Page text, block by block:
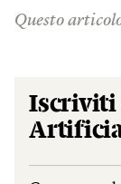
Questo
Iscriviti